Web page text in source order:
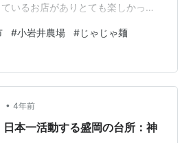
いるお店がありとても楽しかった
効いたたっぷりのあんこで包んで
食べたいぐらい美味しかったで
手の郷土料理で、水でこねた小麦粉
入っていて、根菜がたくさん入っ
ったです。 ○デザート ・龍泉洞地
産として…
#小岩井農場 #じゃじゃ麺
• 4年前
本一活動する盛岡の台所：神